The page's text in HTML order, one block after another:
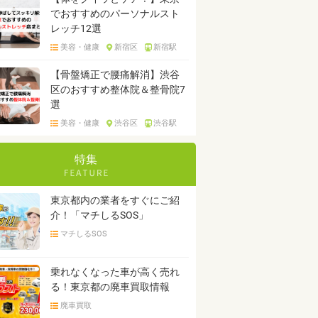
でおすすめのパーソナルスト
レッチ12選
美容・健康 新宿区 新宿駅
【骨盤矯正で腰痛解消】渋谷
区のおすすめ整体院＆整骨院7
選
美容・健康 渋谷区 渋谷駅
特集
東京都内の業者をすぐにご紹
介！「マチしるSOS」
マチしるSOS
乗れなくなった車が高く売れ
る！東京都の廃車買取情報
廃車買取